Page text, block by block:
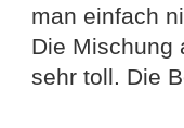
man einfach
Die Mischung
sehr toll. Die